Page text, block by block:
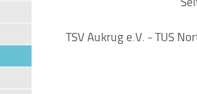
TSV Aukrug e.V. - TUS